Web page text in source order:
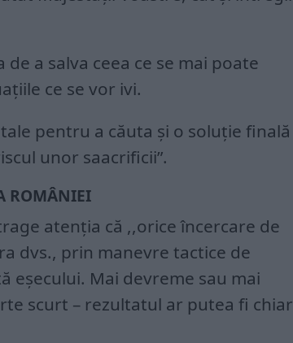
a salva ceea ce se mai poate
ce se vor ivi.
pentru a căuta şi o soluţie finală
unor saacrificii”.
ROMÂNIEI
atenţia că ,,orice încercare de
dvs., prin manevre tactice de
eşecului. Mai devreme sau mai
scurt – rezultatul ar putea fi chiar